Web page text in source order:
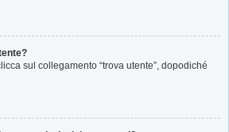
sul collegamento “trova utente”, dopodiché